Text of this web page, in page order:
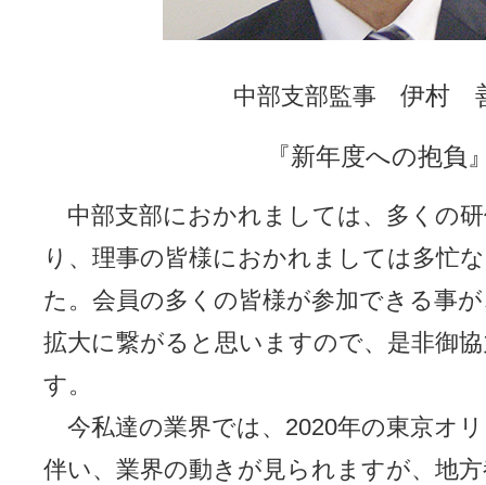
中部支部監事伊村
『新年度への抱負
中部支部におかれましては、多くの
り、理事の皆様におかれましては多忙
た。会員の多くの皆様が参加できる事
拡大に繋がると思いますので、是非御
す。
今私達の業界では、2020年の東京オ
伴い、業界の動きが見られますが、地